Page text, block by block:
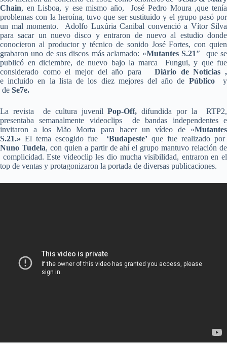
Chain, en Lisboa, y ese mismo año, José Pedro Moura ,que tenía
problemas con la heroína, tuvo que ser sustituido y el grupo pasó por
un mal momento. Adolfo Luxúria Canibal convenció a Vítor Silva
para sacar un nuevo disco y entraron de nuevo al estudio donde
conocieron al productor y técnico de sonido José Fortes, con quien
grabaron uno de sus discos más aclamado: «Mutantes S.21″
que se
publicó en diciembre, de nuevo bajo la marca Fungui, y que fue
considerado como el mejor del año para
Diário de Notícias ,
e incluido en la lista de los diez mejores del año de Públicoy
de Se7e.
La revista de cultura juvenilPop-Off, difundida por la RTP2,
presentaba semanalmente videoclips de bandas independentes e
invitaron a los Mão Morta para hacer un vídeo de «Mutantes
S.21.» El tema escogido fue ‘Budapeste’ que fue realizado por
Nuno Tudela, con quien a partir de ahí el grupo mantuvo relación de
complicidad. Este videoclip les dio mucha visibilidad, entraron en el
top de ventas y protagonizaron la portada de diversas publicaciones.